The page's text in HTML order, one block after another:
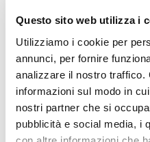
Questo sito web utilizza i
Utilizziamo i cookie per
annunci, per fornire
analizzare il nostro traffico.
informazioni sul modo in
nostri partner che si
pubblicità e social media, i
indirizzo Economico Sociale
Liceo Scientifico Milano
Contattaci per maggiori
Lascia un
L'indirizzo email non